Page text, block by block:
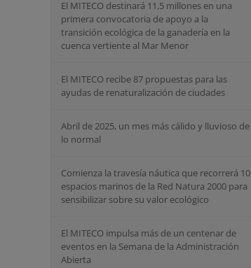
El MITECO destinará 11,5 millones en una
primera convocatoria de apoyo a la
transición ecológica de la ganadería en la
cuenca vertiente al Mar Menor
El MITECO recibe 87 propuestas para las
ayudas de renaturalización de ciudades
Abril de 2025, un mes más cálido y lluvioso de
lo normal
Comienza la travesía náutica que recorrerá 10
espacios marinos de la Red Natura 2000 para
sensibilizar sobre su valor ecológico
El MITECO impulsa más de un centenar de
eventos en la Semana de la Administración
Abierta